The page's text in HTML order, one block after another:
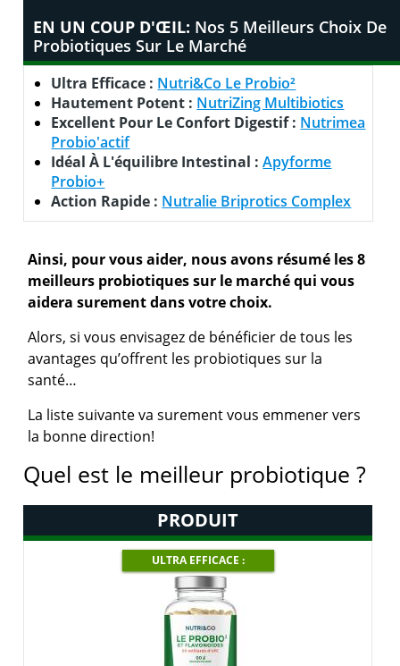
EN UN COUP D'ŒIL: Nos 5 Meilleurs Choix De
Probiotiques Sur Le Marché
Ultra Efficace : Nutri&Co Le Probio²
Hautement Potent : NutriZing Multibiotics
Excellent Pour Le Confort Digestif : Nutrimea
Probio'actif
Idéal À L'équilibre Intestinal :Apyforme
Probio+
Action Rapide : Nutralie Briprotics Complex
Ainsi, pour vous aider, nous avons résumé les 8
meilleurs probiotiques sur le marché qui vous
aidera surement dans votre choix.
Alors, si vous envisagez de bénéficier de tous les
avantages qu’offrent les probiotiques sur la
santé…
La liste suivante va surement vous emmener vers
la bonne direction!
Quel est le meilleur probiotique ?
PRODUIT
ULTRA EFFICACE :